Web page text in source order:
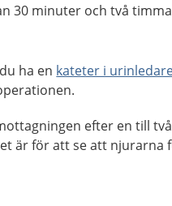
30 minuter och två
ha en kateter i
efter en till
är för att se att njurarna